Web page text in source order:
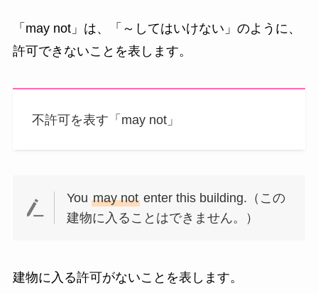
「may not」は、「～してはいけない」のように、
許可できないことを表します。
不許可を表す「may not」
Youmay not enter this building.（この
建物に入ることはできません。）
建物に入る許可がないことを表します。